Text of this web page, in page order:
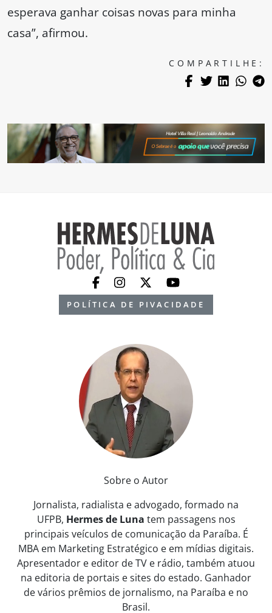
esperava ganhar coisas novas para minha
casa”, afirmou.
COMPARTILHE:
POLÍTICA DE PIVACIDADE
Sobre o Autor
Jornalista, radialista e advogado, formado na
UFPB, Hermes de Luna tem passagens nos
principais veículos de comunicação da Paraíba. É
MBA em Marketing Estratégico e em mídias digitais.
Apresentador e editor de TV e rádio, também atuou
na editoria de portais e sites do estado. Ganhador
de vários prêmios de jornalismo, na Paraíba e no
Brasil.